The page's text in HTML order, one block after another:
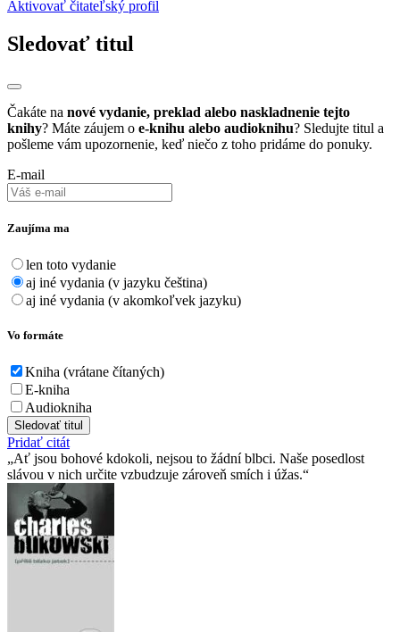
Aktivovať čitateľský profil
Sledovať titul
Čakáte na nové vydanie, preklad alebo naskladnenie tejto
knihy? Máte záujem o e-knihu alebo audioknihu? Sledujte titul a
pošleme vám upozornenie, keď niečo z toho pridáme do ponuky.
E-mail
Zaujíma ma
len toto vydanie
aj iné vydania (v jazyku čeština)
aj iné vydania (v akomkoľvek jazyku)
Vo formáte
Kniha (vrátane čítaných)
E-kniha
Audiokniha
Sledovať titul
Pridať citát
Ať jsou bohové kdokoli, nejsou to žádní blbci. Naše posedlost
slávou v nich určite vzbudzuje zároveň smích i úžas.